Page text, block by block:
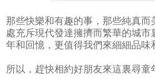
那些快樂和有趣的事，那些純真而
處充斥現代發達擁擠而繁華的城
年和回憶，更值得我們來細細品味
所以，趕快相約好朋友來這裏尋童